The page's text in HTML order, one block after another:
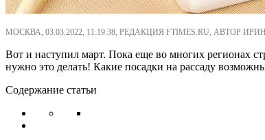
МОСКВА, 03.03.2022, 11:19:38, РЕДАКЦИЯ FTIMES.RU, АВТОР
Вот и наступил март. Пока еще во многих регионах
нужно это делать! Какие посадки на рассаду
Содержание статьи